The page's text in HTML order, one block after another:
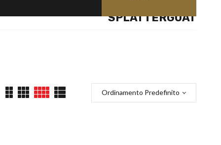
SPLATTERGOAT
Ordinamento Predefinito